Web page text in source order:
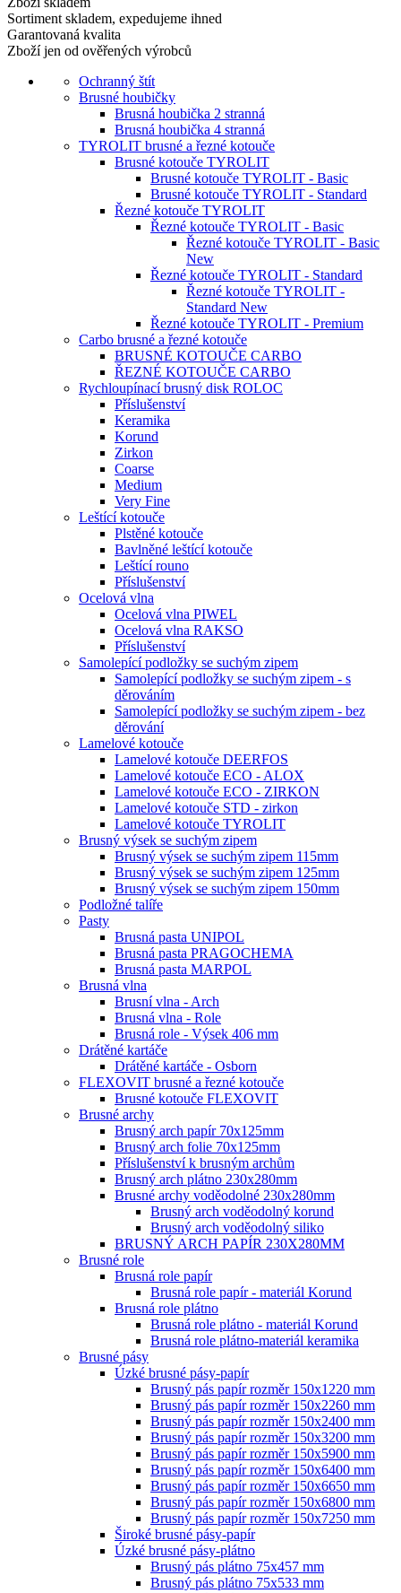
Sortiment skladem, expedujeme ihned
Garantovaná kvalita
Zboží jen od ověřených výrobců
Ochranný štít
Brusné houbičky
Brusná houbička 2 stranná
Brusná houbička 4 stranná
TYROLIT brusné a řezné kotouče
Brusné kotouče TYROLIT
Brusné kotouče TYROLIT - Basic
Brusné kotouče TYROLIT - Standard
Řezné kotouče TYROLIT
Řezné kotouče TYROLIT - Basic
Řezné kotouče TYROLIT - Basic
New
Řezné kotouče TYROLIT - Standard
Řezné kotouče TYROLIT -
Standard New
Řezné kotouče TYROLIT - Premium
Carbo brusné a řezné kotouče
BRUSNÉ KOTOUČE CARBO
ŘEZNÉ KOTOUČE CARBO
Rychloupínací brusný disk ROLOC
Příslušenství
Keramika
Korund
Zirkon
Coarse
Medium
Very Fine
Leštící kotouče
Plstěné kotouče
Bavlněné leštící kotouče
Leštící rouno
Příslušenství
Ocelová vlna
Ocelová vlna PIWEL
Ocelová vlna RAKSO
Příslušenství
Samolepící podložky se suchým zipem
Samolepící podložky se suchým zipem - s
děrováním
Samolepící podložky se suchým zipem - bez
děrování
Lamelové kotouče
Lamelové kotouče DEERFOS
Lamelové kotouče ECO - ALOX
Lamelové kotouče ECO - ZIRKON
Lamelové kotouče STD - zirkon
Lamelové kotouče TYROLIT
Brusný výsek se suchým zipem
Brusný výsek se suchým zipem 115mm
Brusný výsek se suchým zipem 125mm
Brusný výsek se suchým zipem 150mm
Podložné talíře
Pasty
Brusná pasta UNIPOL
Brusná pasta PRAGOCHEMA
Brusná pasta MARPOL
Brusná vlna
Brusní vlna - Arch
Brusná vlna - Role
Brusná role - Výsek 406 mm
Drátěné kartáče
Drátěné kartáče - Osborn
FLEXOVIT brusné a řezné kotouče
Brusné kotouče FLEXOVIT
Brusné archy
Brusný arch papír 70x125mm
Brusný arch folie 70x125mm
Příslušenství k brusným archům
Brusný arch plátno 230x280mm
Brusné archy voděodolné 230x280mm
Brusný arch voděodolný korund
Brusný arch voděodolný siliko
BRUSNÝ ARCH PAPÍR 230X280MM
Brusné role
Brusná role papír
Brusná role papír - materiál Korund
Brusná role plátno
Brusná role plátno - materiál Korund
Brusná role plátno-materiál keramika
Brusné pásy
Úzké brusné pásy-papír
Brusný pás papír rozměr 150x1220 mm
Brusný pás papír rozměr 150x2260 mm
Brusný pás papír rozměr 150x2400 mm
Brusný pás papír rozměr 150x3200 mm
Brusný pás papír rozměr 150x5900 mm
Brusný pás papír rozměr 150x6400 mm
Brusný pás papír rozměr 150x6650 mm
Brusný pás papír rozměr 150x6800 mm
Brusný pás papír rozměr 150x7250 mm
Široké brusné pásy-papír
Úzké brusné pásy-plátno
Brusný pás plátno 75x457 mm
Brusný pás plátno 75x533 mm